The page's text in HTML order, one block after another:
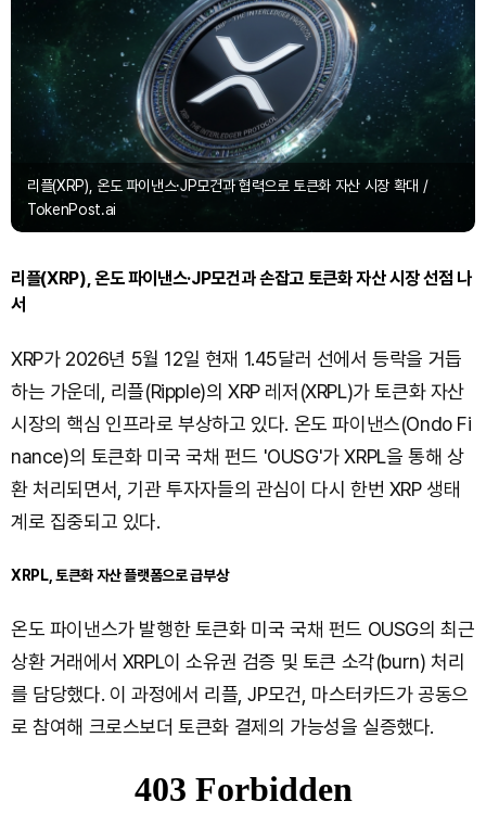
리플(XRP), 온도 파이낸스·JP모건과 협력으로 토큰화 자산 시장 확대 /
TokenPost.ai
리플(XRP), 온도 파이낸스·JP모건과 손잡고 토큰화 자산 시장 선점 나
서
XRP가 2026년 5월 12일 현재 1.45달러 선에서 등락을 거듭
하는 가운데, 리플(Ripple)의 XRP 레저(XRPL)가 토큰화 자산
시장의 핵심 인프라로 부상하고 있다. 온도 파이낸스(Ondo Fi
nance)의 토큰화 미국 국채 펀드 'OUSG'가 XRPL을 통해 상
환 처리되면서, 기관 투자자들의 관심이 다시 한번 XRP 생태
계로 집중되고 있다.
XRPL, 토큰화 자산 플랫폼으로 급부상
온도 파이낸스가 발행한 토큰화 미국 국채 펀드 OUSG의 최근
상환 거래에서 XRPL이 소유권 검증 및 토큰 소각(burn) 처리
를 담당했다. 이 과정에서 리플, JP모건, 마스터카드가 공동으
로 참여해 크로스보더 토큰화 결제의 가능성을 실증했다.